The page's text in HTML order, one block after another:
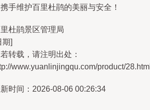
手维护百里杜鹃的美丽与安全！
杜鹃景区管理局
期]
转载，请注明出处：
www.yuanlinjingqu.com/product/28.html
时间：2026-08-06 00:26:34